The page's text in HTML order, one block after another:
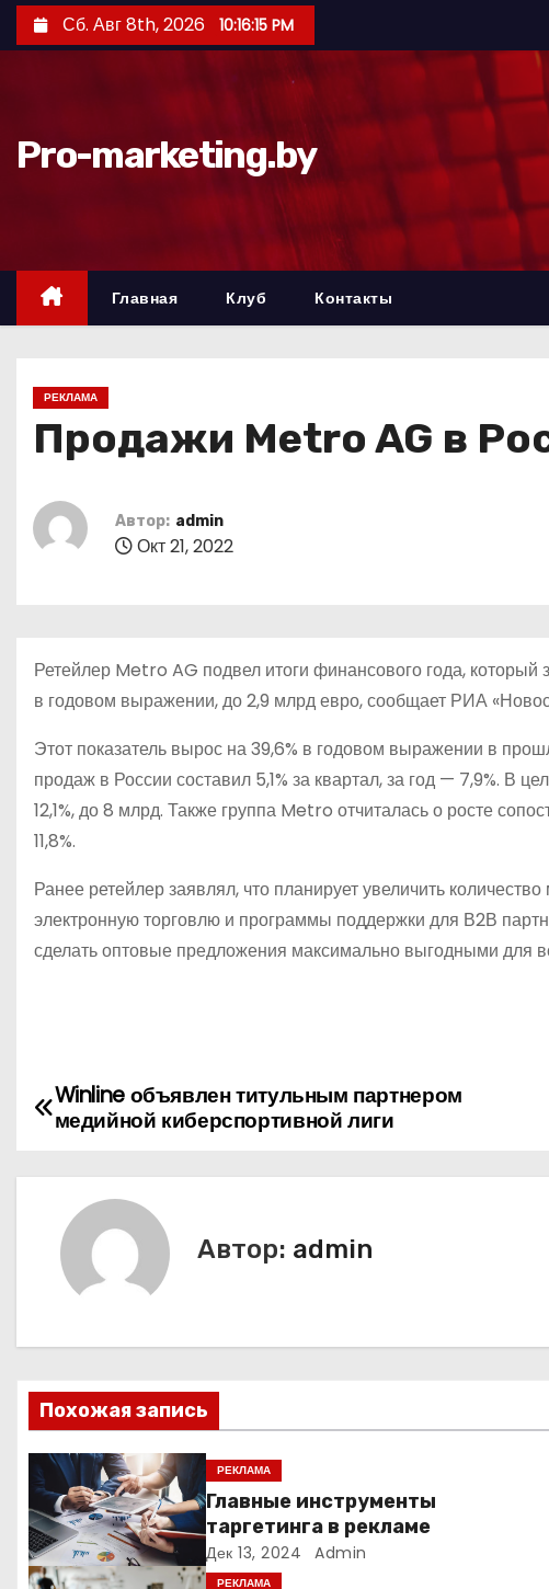
е
д
Сб. Авг 8th, 2026 10:16:16 PM
Pro-marketing.by
Главная Клуб Контакты
РЕКЛАМА
Продажи Metro AG в
Автор: admin
Окт 21, 2022
Ретейлер Metro AG подвел итоги финансового года,
в годовом выражении, до 2,9 млрд евро, сообщает РИА
Этот показатель вырос на 39,6% в годовом выражении в
продаж в России составил 5,1% за квартал, за год — 7,9%. В
12,1%, до 8 млрд. Также группа Metro отчиталась о росте
11,8%.
Ранее ретейлер заявлял, что планирует увеличить
электронную торговлю и программы поддержки для В2В
сделать оптовые предложения максимально выгодными для
Н
ц
и
я
п
о
Winline объявлен титульным партнером
медийной киберспортивной лиги
Автор: admin
Похожая запись
РЕКЛАМА
Главные инструменты
таргетинга в рекламе
Дек 13, 2024 Admin
РЕКЛАМА